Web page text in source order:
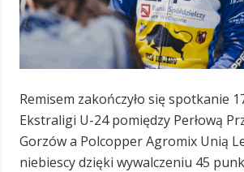
Remisem zakończyło się spotkanie
Ekstraligi U-24 pomiędzy Perłową
Gorzów a Polcopper Agromix Unią
niebiescy dzięki wywalczeniu 45